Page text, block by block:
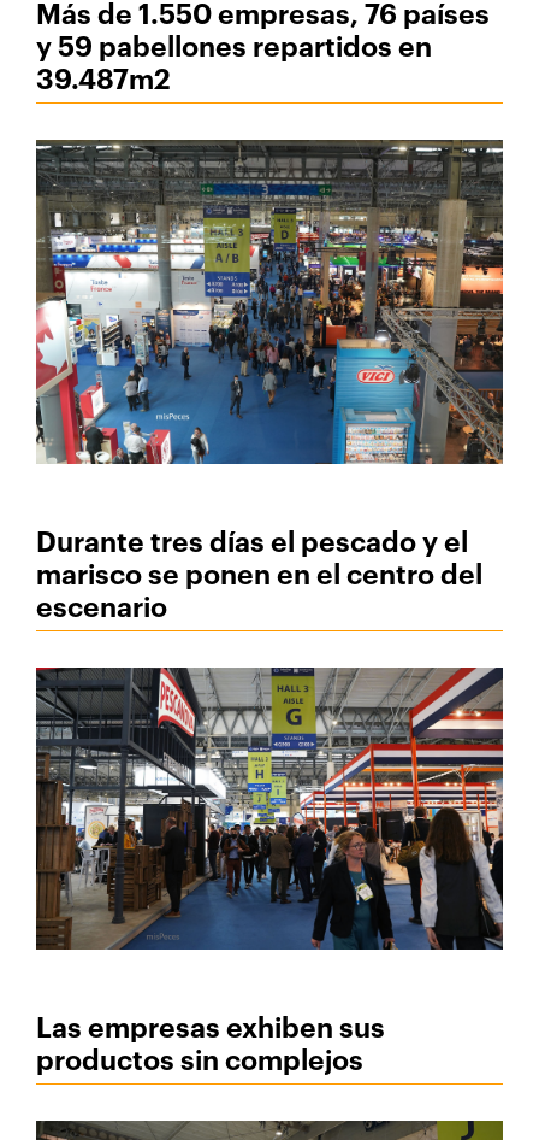
Más de 1.550 empresas, 76 países
y 59 pabellones repartidos en
39.487m2
Durante tres días el pescado y el
marisco se ponen en el centro del
escenario
Las empresas exhiben sus
productos sin complejos